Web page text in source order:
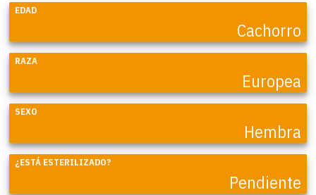
EDAD
Cachorro
RAZA
Europea
SEXO
Hembra
¿ESTÁ ESTERILIZADO?
Pendiente